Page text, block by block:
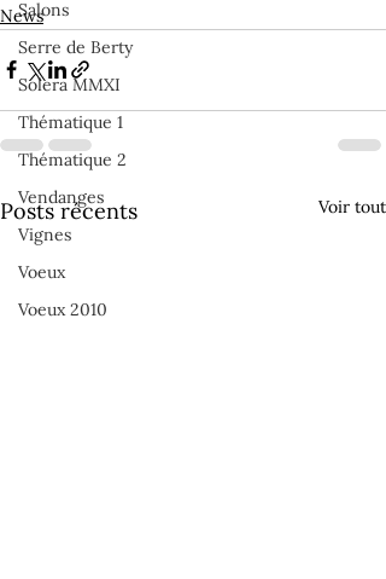
Salons
Serre de Berty
Solera MMXI
Thématique 1
Thématique 2
Vendanges
Vignes
Voeux
Voeux 2010
News
Posts récents Voir tout